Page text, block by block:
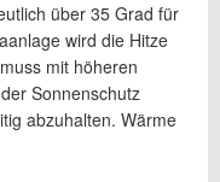
über 35 Grad für
wird die Hitze
mit höheren
Sonnenschutz
abzuhalten. Wärme